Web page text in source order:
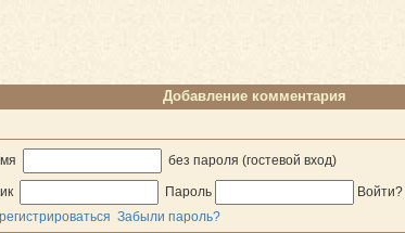
Добавление комментария
без пароля (гостевой вход)
Пароль
Войти?
Забыли пароль?